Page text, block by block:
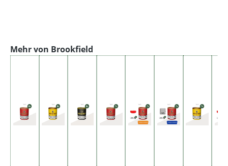
Produktgalerie überspringen
Mehr von Brookfield